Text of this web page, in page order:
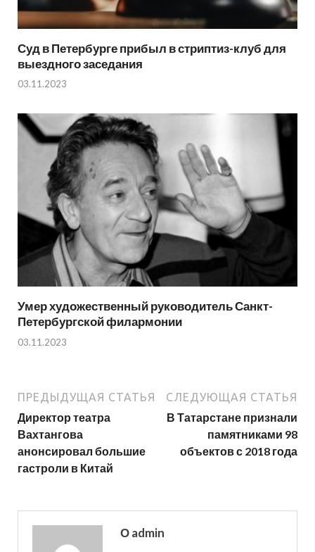
Суд в Петербурге прибыл в стриптиз-клуб для
выездного заседания
03.11.2023
Умер художественный руководитель Санкт-
Петербургской филармонии
03.11.2023
ПРЕДЫДУЩАЯ СТАТЬЯ
Директор театра
Вахтангова
анонсировал большие
гастроли в Китай
СЛЕДУЮЩАЯ СТАТЬЯ
В Татарстане признали
памятниками 98
объектов с 2018 года
О admin